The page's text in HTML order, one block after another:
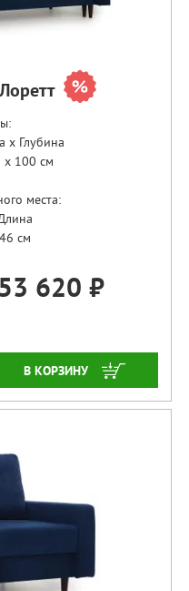
x Глубина
x 100 см
места:
см
53 620 ₽
ЗАКАЗАТЬ